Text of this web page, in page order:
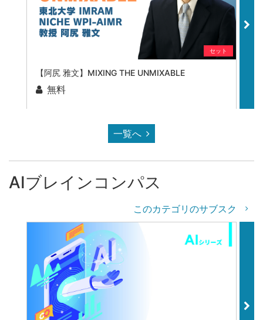
セット
【阿尻 雅文】MIXING THE UNMIXABLE
無料
一覧へ
AIブレインコンパス
このカテゴリのサブスク